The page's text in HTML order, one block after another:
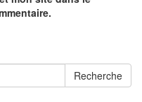
Recherche